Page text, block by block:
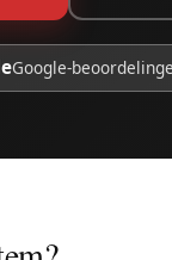
Google-